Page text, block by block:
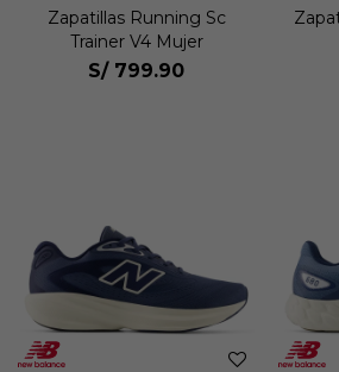
Zapatillas Running Sc
Trainer V4 Mujer
S/ 799.90